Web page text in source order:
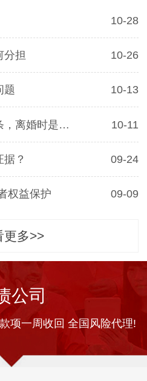
10-28
分担 10-26
题 10-13
婚内老婆给老公打的欠条，离婚时是否有效 10-11
？ 09-24
权益保护 09-09
更多>>
公司
项一周收回 全国风险代理!